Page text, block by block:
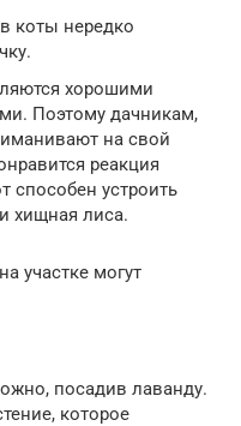
коты нередко
хорошими
Поэтому дачникам,
на свой
реакция
способен устроить
хищная лиса.
участке могут
посадив лаванду.
которое